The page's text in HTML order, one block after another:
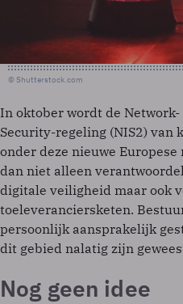
© Shutterstock.com
In oktober wordt de
Security-regeling (NIS2) van
onder deze nieuwe
dan niet alleen
digitale veiligheid maar ook
toeleveranciersketen.
persoonlijk aansprakelijk
dit gebied nalatig zijn
Nog geen idee